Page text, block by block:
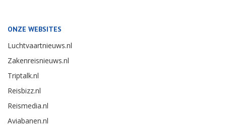
ONZE WEBSITES
Luchtvaartnieuws.nl
Zakenreisnieuws.nl
Triptalk.nl
Reisbizz.nl
Reismedia.nl
Aviabanen.nl